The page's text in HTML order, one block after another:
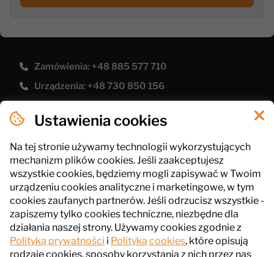
Ustawienia cookies
Na tej stronie używamy technologii wykorzystujących
mechanizm plików cookies. Jeśli zaakceptujesz
wszystkie cookies, będziemy mogli zapisywać w Twoim
urządzeniu cookies analityczne i marketingowe, w tym
cookies zaufanych partnerów. Jeśli odrzucisz wszystkie -
zapiszemy tylko cookies techniczne, niezbędne dla
działania naszej strony. Używamy cookies zgodnie z
Polityką prywatności i Polityką cookies, które opisują
rodzaje cookies, sposoby korzystania z nich przez nas
Zamówienia: +48 885 577 710
Urządzenia: +48 730 850 156
Polityka prywatności
Pliki cookies
Regulamin sklepu
InPlus Gastro
ul. Słowackiego 41, 43-211 Piasek
NIP: 6461016485